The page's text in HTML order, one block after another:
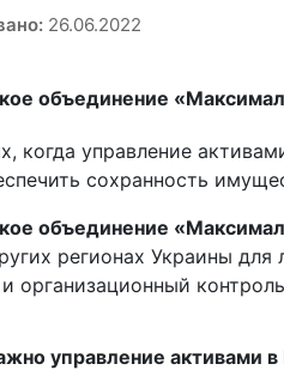
26.06.2022
объединение
когда управление
сохранность
объединение
регионах Украины
организационный
управление активами